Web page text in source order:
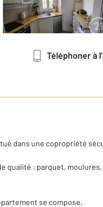
Téléphoner à
dans une copropriété
qualité : parquet,
se compose,